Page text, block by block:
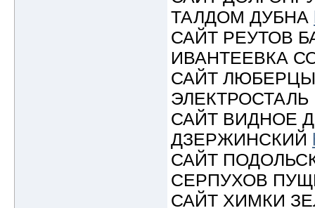
ТАЛДОМ ДУБНА
САЙТ РЕУТОВ
ИВАНТЕЕВКА
САЙТ
САЙТ ВИДНОЕ
ДЗЕРЖИНСКИЙ
САЙТ
СЕРПУХОВ
САЙТ ХИМКИ